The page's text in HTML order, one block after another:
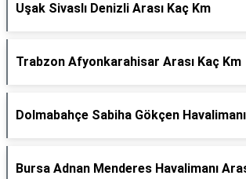
Uşak Sivaslı Denizli Arası Kaç Km
Trabzon Afyonkarahisar Arası Kaç Km
Dolmabahçe Sabiha Gökçen
Bursa Adnan Menderes Havalimanı